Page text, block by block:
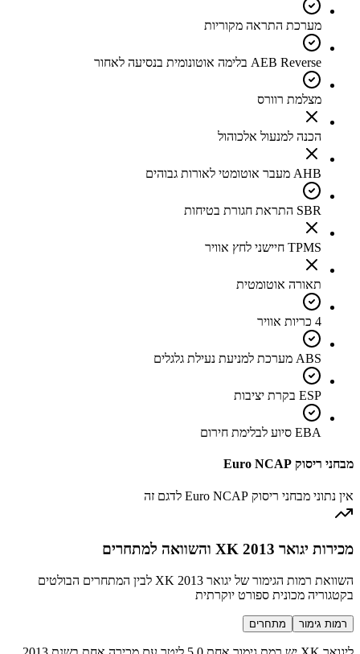
מערכת התראה מקוריות
AEB Reverse בלימה אוטונומית בנסיעה לאחור
מצלמת רוורס
הכנה למנעול אלכוהול
AHB מעבר אוטומטי לאורות גבוהים
SBR התראת חגורת בטיחות
TPMS חיישני לחץ אוויר
תאורה אוטומטית
4 כריות אוויר
ABS מערכת למניעת נעילת גלגלים
ESP בקרת יציבות
EBA סיוע לבלימת חירום
מבחני ריסוק Euro NCAP
אין נתוני מבחני ריסוק Euro NCAP לדגם זה
מכירות יגואר XK 2013 והשוואה למתחרים
השוואת רמות הגימור של יגואר XK 2013 לבין המתחרים הבולטים
בקטגוריה מכונית ספורט יוקרתית
רמות גימור מתחרים